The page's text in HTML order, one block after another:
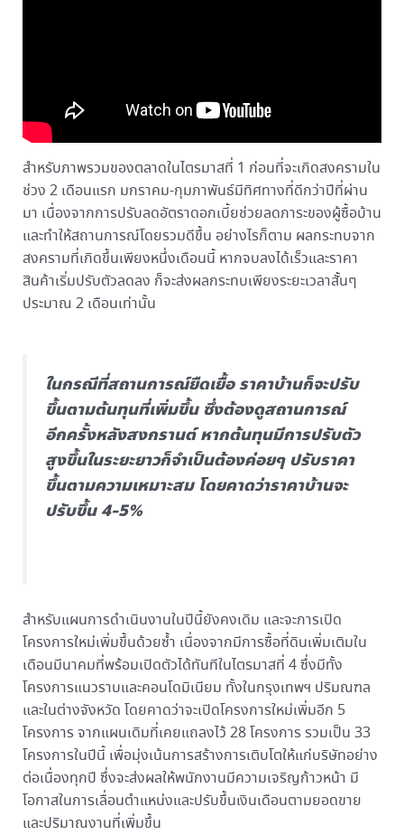
สำหรับภาพรวมของตลาดในไตรมาสที่ 1 ก่อนที่จะเกิดสงครามใน
ช่วง 2 เดือนแรก มกราคม-กุมภาพันธ์มีทิศทางที่ดีกว่าปีที่ผ่าน
มา เนื่องจากการปรับลดอัตราดอกเบี้ยช่วยลดภาระของผู้ซื้อบ้าน
และทำให้สถานการณ์โดยรวมดีขึ้น อย่างไรก็ตาม ผลกระทบจาก
สงครามที่เกิดขึ้นเพียงหนึ่งเดือนนี้ หากจบลงได้เร็วและราคา
สินค้าเริ่มปรับตัวลดลง ก็จะส่งผลกระทบเพียงระยะเวลาสั้นๆ
ประมาณ 2 เดือนเท่านั้น
ในกรณีที่สถานการณ์ยืดเยื้อ ราคาบ้านก็จะปรับ
ขึ้นตามต้นทุนที่เพิ่มขึ้น ซึ่งต้องดูสถานการณ์
อีกครั้งหลังสงกรานต์ หากต้นทุนมีการปรับตัว
สูงขึ้นในระยะยาวก็จำเป็นต้องค่อยๆ ปรับราคา
ขึ้นตามความเหมาะสม โดยคาดว่าราคาบ้านจะ
ปรับขึ้น 4-5%
สำหรับแผนการดำเนินงานในปีนี้ยังคงเดิม และจะการเปิด
โครงการใหม่เพิ่มขึ้นด้วยซ้ำ เนื่องจากมีการซื้อที่ดินเพิ่มเติมใน
เดือนมีนาคมที่พร้อมเปิดตัวได้ทันทีในไตรมาสที่ 4 ซึ่งมีทั้ง
โครงการแนวราบและคอนโดมิเนียม ทั้งในกรุงเทพฯ ปริมณฑล
และในต่างจังหวัด โดยคาดว่าจะเปิดโครงการใหม่เพิ่มอีก 5
โครงการ จากแผนเดิมที่เคยแถลงไว้ 28 โครงการ รวมเป็น 33
โครงการในปีนี้ เพื่อมุ่งเน้นการสร้างการเติบโตให้แก่บริษัทอย่าง
ต่อเนื่องทุกปี ซึ่งจะส่งผลให้พนักงานมีความเจริญก้าวหน้า มี
โอกาสในการเลื่อนตำแหน่งและปรับขึ้นเงินเดือนตามยอดขาย
และปริมาณงานที่เพิ่มขึ้น